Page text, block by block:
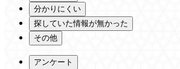
分かりにくい
探していた情報が無かった
その他
アンケート